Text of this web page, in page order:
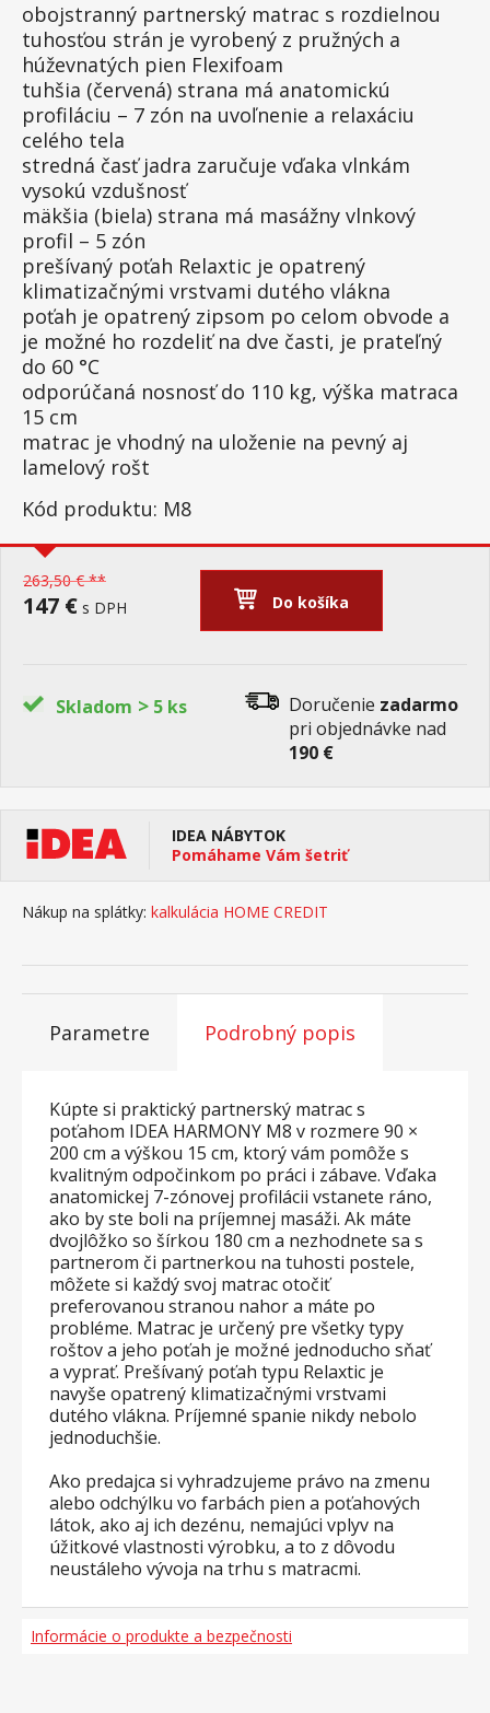
obojstranný partnerský matrac s rozdielnou
tuhosťou strán je vyrobený z pružných a
húževnatých pien Flexifoam
tuhšia (červená) strana má anatomickú
profiláciu – 7 zón na uvoľnenie a relaxáciu
celého tela
stredná časť jadra zaručuje vďaka vlnkám
vysokú vzdušnosť
mäkšia (biela) strana má masážny vlnkový
profil – 5 zón
prešívaný poťah Relaxtic je opatrený
klimatizačnými vrstvami dutého vlákna
poťah je opatrený zipsom po celom obvode a
je možné ho rozdeliť na dve časti, je prateľný
do 60 °C
odporúčaná nosnosť do 110 kg, výška matraca
15 cm
matrac je vhodný na uloženie na pevný aj
lamelový rošt
Kód produktu: M8
263,50 € **
147 € s DPH Do košíka
Skladom > 5 ks Doručenie zadarmo
pri objednávke nad
190 €
IDEA NÁBYTOK
Pomáhame Vám šetriť
Nákup na splátky: kalkulácia HOME CREDIT
Parametre Podrobný popis
Kúpte si praktický partnerský matrac s
poťahom IDEA HARMONY M8 v rozmere 90 ×
200 cm a výškou 15 cm, ktorý vám pomôže s
kvalitným odpočinkom po práci i zábave. Vďaka
anatomickej 7-zónovej profilácii vstanete ráno,
ako by ste boli na príjemnej masáži. Ak máte
dvojlôžko so šírkou 180 cm a nezhodnete sa s
partnerom či partnerkou na tuhosti postele,
môžete si každý svoj matrac otočiť
preferovanou stranou nahor a máte po
probléme. Matrac je určený pre všetky typy
roštov a jeho poťah je možné jednoducho sňať
a vyprať. Prešívaný poťah typu Relaxtic je
navyše opatrený klimatizačnými vrstvami
dutého vlákna. Príjemné spanie nikdy nebolo
jednoduchšie.
Ako predajca si vyhradzujeme právo na zmenu
alebo odchýlku vo farbách pien a poťahových
látok, ako aj ich dezénu, nemajúci vplyv na
úžitkové vlastnosti výrobku, a to z dôvodu
neustáleho vývoja na trhu s matracmi.
Informácie o produkte a bezpečnosti